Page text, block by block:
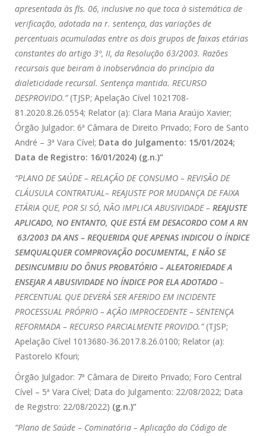
apresentada às fls. 06, inclusive no que toca à sistemática de
verificação, adotada na r. sentença, das variações de
percentuais acumuladas entre os dois grupos de faixas etárias
constantes do artigo 3º, II, da Resolução 63/2003. Razões
recursais que beiram à inobservância do princípio da
dialeticidade recursal. Sentença mantida. RECURSO
DESPROVIDO.” (TJSP; Apelação Cível 1021708-
81.2020.8.26.0554; Relator (a): Clara Maria Araújo Xavier;
Órgão Julgador: 6ª Câmara de Direito Privado; Foro de Santo
André – 3ª Vara Cível; Data do Julgamento: 15/01/2024;
Data de Registro: 16/01/2024) (g.n.)”
“PLANO DE SAÚDE – RELAÇÃO DE CONSUMO – REVISÃO DE
CLÁUSULA CONTRATUAL– REAJUSTE POR MUDANÇA DE FAIXA
ETÁRIA QUE, POR SI SÓ, NÃO IMPLICA ABUSIVIDADE – REAJUSTE
APLICADO, NO ENTANTO, QUE ESTÁ EM DESACORDO COM A RN
63/2003 DA ANS – REQUERIDA QUE APENAS INDICOU O ÍNDICE
SEMQUALQUER COMPROVAÇÃO DOCUMENTAL, E NÃO SE
DESINCUMBIU DO ÔNUS PROBATÓRIO – ALEATORIEDADE A
ENSEJAR A ABUSIVIDADE NO ÍNDICE POR ELA ADOTADO –
PERCENTUAL QUE DEVERÁ SER AFERIDO EM INCIDENTE
PROCESSUAL PRÓPRIO – AÇÃO IMPROCEDENTE – SENTENÇA
REFORMADA – RECURSO PARCIALMENTE PROVIDO.” (TJSP;
Apelação Cível 1013680-36.2017.8.26.0100; Relator (a):
Pastorelo Kfouri;
Órgão Julgador: 7ª Câmara de Direito Privado; Foro Central
Cível – 5ª Vara Cível; Data do Julgamento: 22/08/2022; Data
de Registro: 22/08/2022) (g.n.)”
“Plano de Saúde – Cominatória – Aplicação do Código de